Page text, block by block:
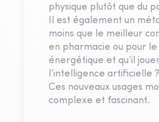
physique plutôt que du
Il est également un
moins que le meilleur
en pharmacie ou pour
énergétique et qu’il
l’intelligence artificielle ?
Ces nouveaux usages
complexe et fascinant.